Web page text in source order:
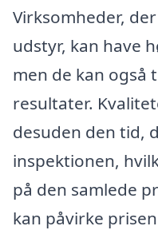
Virksomheder,
udstyr, kan have
men de kan også
resultater.
desuden den tid,
inspektionen,
på den samlede
kan påvirke